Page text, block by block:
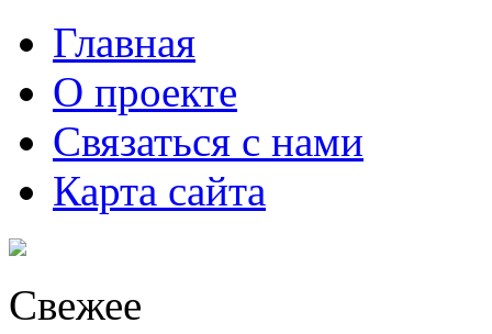
Главная
О проекте
Связаться с нами
Карта сайта
Свежее